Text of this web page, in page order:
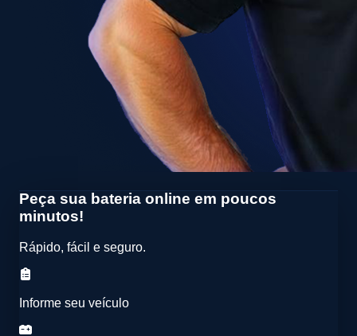
Peça sua bateria online em poucos
minutos!
Rápido, fácil e seguro.
Informe seu veículo